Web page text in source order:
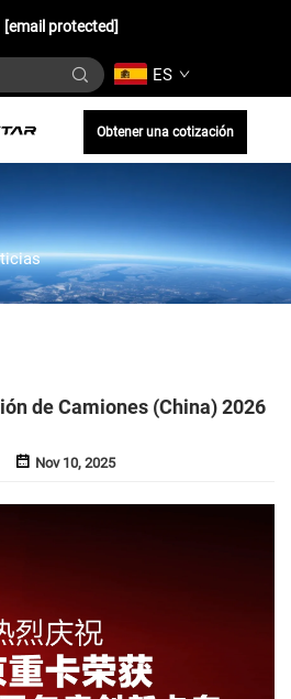
[email protected]
ES
Obtener una cotización
de Camiones (China) 2026
Nov 10, 2025